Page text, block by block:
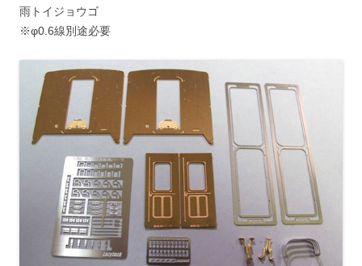
雨トイジョウゴ
※φ0.6線別途必要